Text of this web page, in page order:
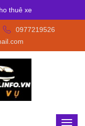
thuê xe
0977219526